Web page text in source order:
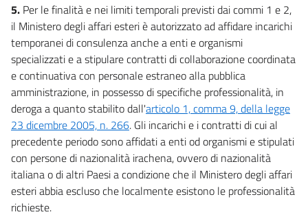
5. Per le finalità e nei limiti temporali previsti dai commi 1 e 2,
il Ministero degli affari esteri è autorizzato ad affidare incarichi
temporanei di consulenza anche a enti e organismi
specializzati e a stipulare contratti di collaborazione coordinata
e continuativa con personale estraneo alla pubblica
amministrazione, in possesso di specifiche professionalità, in
deroga a quanto stabilito dall'articolo 1, comma 9, della legge
23 dicembre 2005, n. 266. Gli incarichi e i contratti di cui al
precedente periodo sono affidati a enti od organismi e stipulati
con persone di nazionalità irachena, ovvero di nazionalità
italiana o di altri Paesi a condizione che il Ministero degli affari
esteri abbia escluso che localmente esistono le professionalità
richieste.